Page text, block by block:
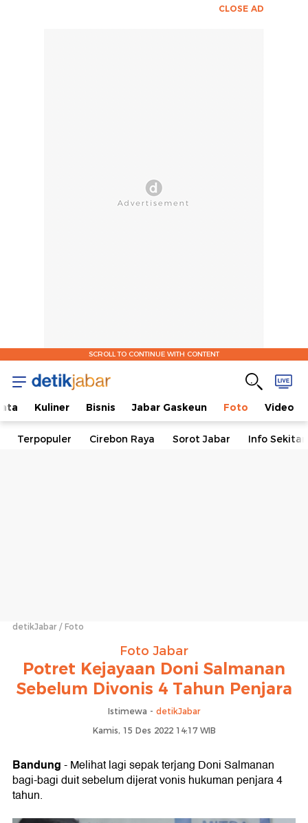
CLOSE AD
SCROLL TO CONTINUE WITH CONTENT
Kuliner Bisnis Jabar Gaskeun Foto Video
Terpopuler Cirebon Raya Sorot Jabar Info
detikJabar Foto
Foto Jabar
Potret Kejayaan Doni Salmanan
Sebelum Divonis 4 Tahun Penjara
Istimewa - detikJabar
Kamis, 15 Des 2022 14:17 WIB
Bandung- Melihat lagi sepak terjang Doni Salmanan
bagi-bagi duit sebelum dijerat vonis hukuman penjara 4
tahun.